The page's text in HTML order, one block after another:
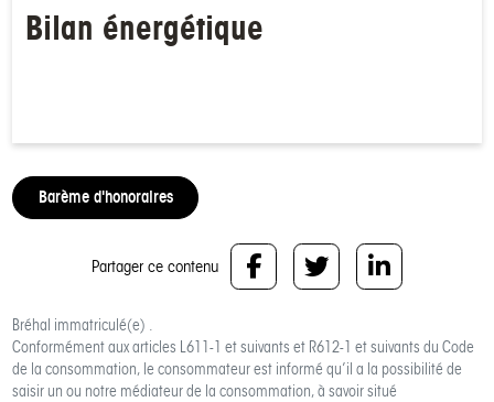
Bilan énergétique
Barème d'honoraires
Partager ce contenu
Bréhal immatriculé(e) .
Conformément aux articles L611-1 et suivants et R612-1 et suivants du Code
de la consommation, le consommateur est informé qu’il a la possibilité de
saisir un ou notre médiateur de la consommation, à savoir situé